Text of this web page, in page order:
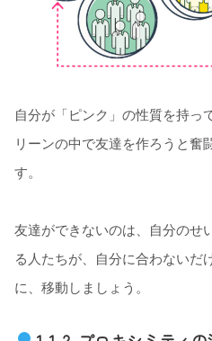
自分が「ピンク」の性質を持っ
リーンの中で友達を作ろうと奮
す。
友達ができないのは、自分のせ
る人たちが、自分に合わないだ
に、移動しましょう。